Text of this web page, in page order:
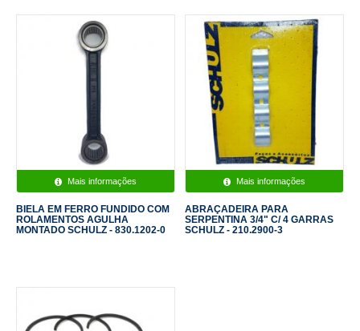
Mais informações
BIELA EM FERRO FUNDIDO COM
ROLAMENTOS AGULHA
MONTADO SCHULZ - 830.1202-0
Mais informações
ABRAÇADEIRA PARA
SERPENTINA 3/4" C/ 4 GARRAS
SCHULZ - 210.2900-3